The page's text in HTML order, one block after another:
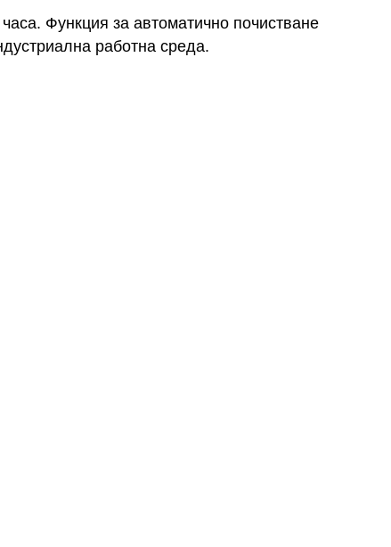
Функция за автоматично почистване
работна среда.